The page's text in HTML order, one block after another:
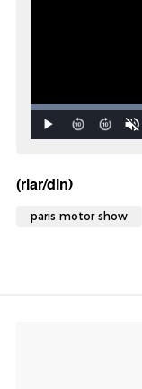
(riar/din)
paris motor show